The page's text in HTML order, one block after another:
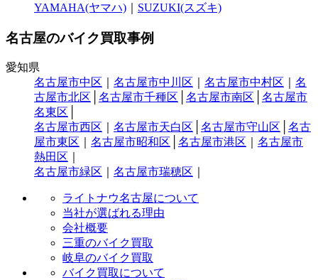
YAMAHA(ヤマハ)
SUZUKI(スズキ)
名古屋のバイク買取事例
愛知県
名古屋市中区
名古屋市中川区 名古屋市中村区
名
古屋市北区
名古屋市千種区 名古屋市南区
名古屋市
名東区
名古屋市西区
名古屋市天白区 名古屋市守山区
名古
屋市東区
名古屋市昭和区 名古屋市港区
名古屋市
熱田区
名古屋市緑区
名古屋市瑞穂区
ライトナウ名古屋について
当社が選ばれる理由
会社概要
三重のバイク買取
岐阜のバイク買取
バイク買取について